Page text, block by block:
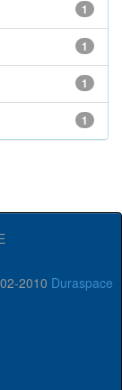
1
1
1
1
2010 Duraspace